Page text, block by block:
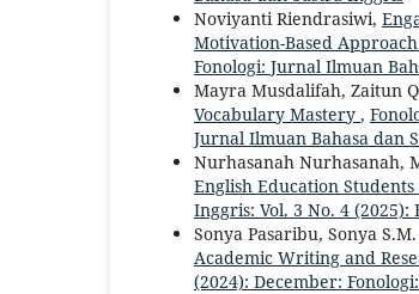
Noviyanti Riendrasiwi,
Motivation-Based Approach
Fonologi: Jurnal Ilmuan
Mayra Musdalifah, Zaitun
Vocabulary Mastery ,
Jurnal Ilmuan Bahasa dan
Nurhasanah Nurhasanah,
English Education
Inggris: Vol. 3 No. 4
Sonya Pasaribu, Sonya
Academic Writing and
(2024): December: